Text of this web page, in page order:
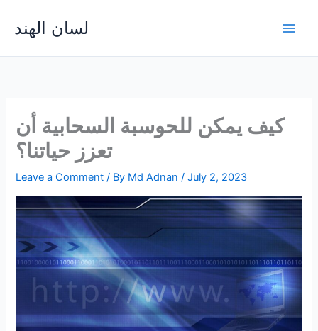
content
لسان الهند
كيف يمكن للحوسبة السحابية أن
تعزز حياتنا؟
Leave a Comment / By Md Adnan/July 2, 2023